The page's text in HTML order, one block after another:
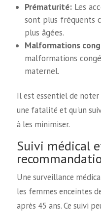
Prématurité: Les
sont plus fréquents
plus âgées.
Malformations
malformations
maternel.
Il est essentiel de noter
une fatalité et qu'un
à les minimiser.
Suivi médical
Une surveillance
les femmes enceintes
après 45 ans. Ce suivi